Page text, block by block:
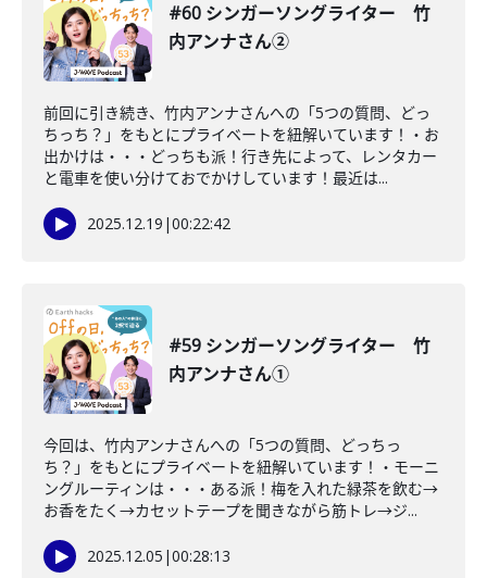
#60 シンガーソングライター 竹
内アンナさん②
前回に引き続き、竹内アンナさんへの「5つの質問、どっ
ちっち？」をもとにプライベートを紐解いています！・お
出かけは・・・どっちも派！行き先によって、レンタカー
と電車を使い分けておでかけしています！最近は...
2025.12.19 |00:22:42
#59 シンガーソングライター 竹
内アンナさん①
今回は、竹内アンナさんへの「5つの質問、どっちっ
ち？」をもとにプライベートを紐解いています！・モーニ
ングルーティンは・・・ある派！梅を入れた緑茶を飲む→
お香をたく→カセットテープを聞きながら筋トレ→ジ...
2025.12.05 |00:28:13